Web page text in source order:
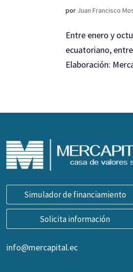
por Juan Francisco
Entre enero y
ecuatoriano,
Elaboración:
Simulador de financiamiento
Solicita información
info@mercapital.ec